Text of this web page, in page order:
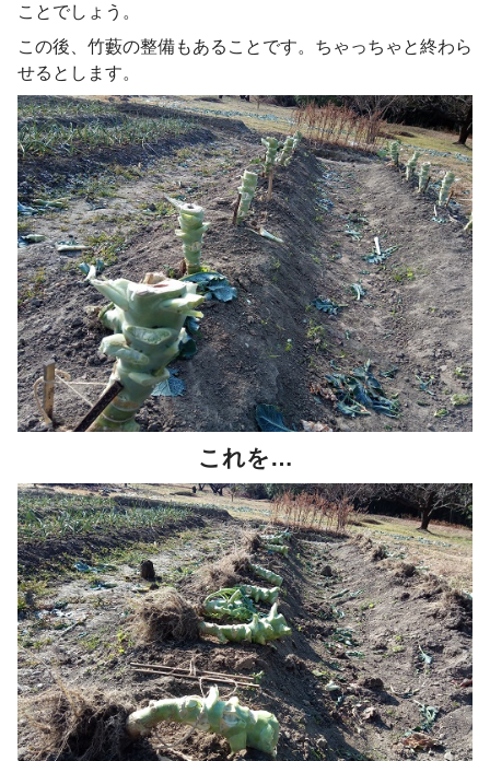
ことでしょう。
この後、竹藪の整備もあることです。ちゃっちゃと終わら
せるとします。
これを…